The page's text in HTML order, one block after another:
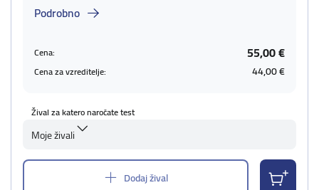
Podrobno
Cena: 55,00 €
Cena za vzreditelje: 44,00 €
Žival za katero naročate test
Moje živali
Dodaj žival